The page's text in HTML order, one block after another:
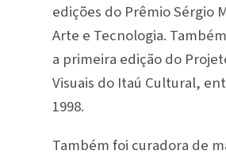
edições do Prêmio Sérgio
Arte e Tecnologia.
a primeira edição do
Visuais do Itaú Cultural,
1998.
Também foi curadora de